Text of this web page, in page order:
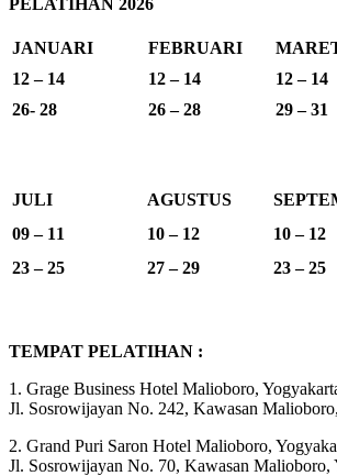
JANUARI FEBRUARI
12 – 14
12 – 14 12 – 14
26- 28
26 – 28 29 – 31
JULI AGUSTUS
09 – 11
10 – 12 10 – 12
23 – 25
27 – 29 23 – 25
TEMPAT PELATIHAN :
1. Grage Business Hotel Malioboro,
Jl. Sosrowijayan No. 242, Kawasan
2. Grand Puri Saron Hotel Malioboro,
Jl. Sosrowijayan No. 70, Kawasan Malioboro,